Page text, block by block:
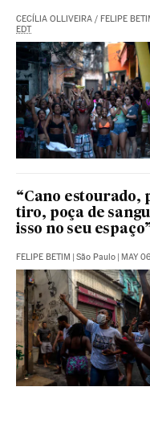
CECÍLIA OLLIVEIRA / FELIPE
EDT
“Cano estourado,
tiro, poça de
isso no seu
FELIPE BETIM São Paulo MAY